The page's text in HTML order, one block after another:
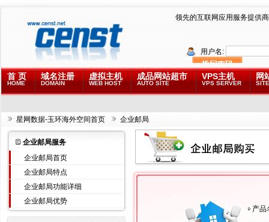
领先的互联网应用服务提供商
用户名:
首 页
HOME
域名注册
DOMAIN
虚拟主机
WEB HOST
成品网站超市
AUTO SITE
VPS主机
VPS SERVER
网
星网数据-玉环海外空间首页 企业邮局
企业邮局服务
企业邮局首页
企业邮局特点
企业邮局功能详细
企业邮局优势
产品